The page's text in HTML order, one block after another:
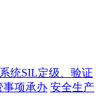
统SIL定级、验证
事项承办 安全生产